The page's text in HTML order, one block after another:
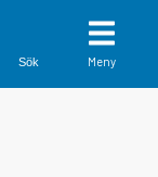
Sök Meny